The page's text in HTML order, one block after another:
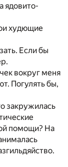
ядовито-
худющие
Если бы
вокруг меня
Погулять бы,
закружилась
помощи? На